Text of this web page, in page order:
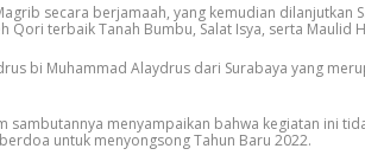
secara berjamaah, yang kemudian dilanjutkan
Qori terbaik Tanah Bumbu, Salat Isya, serta Maulid
bi Muhammad Alaydrus dari Surabaya yang
sambutannya menyampaikan bahwa kegiatan ini
untuk menyongsong Tahun Baru 2022.